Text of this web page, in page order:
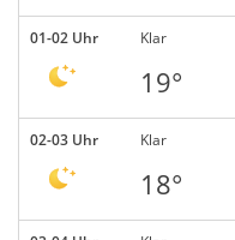
01-02 Uhr Klar
19°
02-03 Uhr Klar
18°